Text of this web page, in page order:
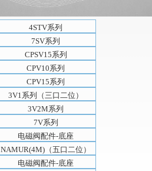
4STV系列
7SV系列
CPSV15系列
CPV10系列
CPV15系列
3V1系列（三口二位）
3V2M系列
7V系列
电磁阀配件-底座
NAMUR(4M)（五口二位）
电磁阀配件-底座